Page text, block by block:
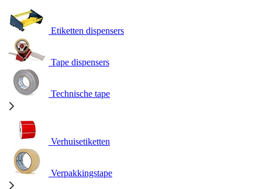
Etiketten dispensers
Tape dispensers
Technische tape
Verhuisetiketten
Verpakkingstape